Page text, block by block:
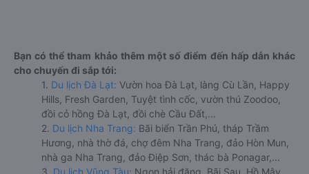
Bạn có thể tham khảo thêm một số điểm đến hấp dẫn khác
cho chuyến đi sắp tới:
1. Du lịch Đà Lạt: Vườn hoa Đà Lạt, làng Cù Lần, Happy
Hills, Fresh Garden, Tuyệt tình cốc, vườn thú Zoodoo,
đồi cỏ hồng Đà Lạt, đồi chè Cầu Đất,...
2. Du lịch Nha Trang: Bãi biển Trần Phú, tháp Trầm
Hương, nhà thờ đá, chợ đêm Nha Trang, đảo Hòn Mun,
nhà ga Nha Trang, đảo Điệp Sơn, thác bà Ponagar,...
3. Du lịch Vũng Tàu: Ngọn hải đăng, Bãi Sau, Hồ Mây,